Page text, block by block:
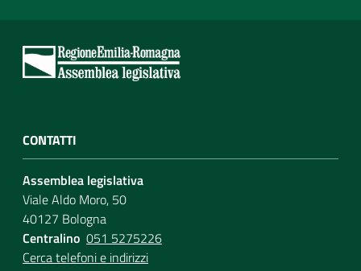
CONTATTI
Assemblea legislativa
Viale Aldo Moro, 50
40127 Bologna
Centralino 051 5275226
Cerca telefoni e indirizzi